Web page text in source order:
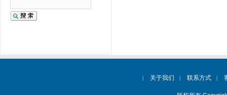
| 关于我们 | 联系方式 |